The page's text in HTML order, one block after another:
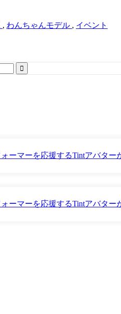
, わんちゃんモデル , イベント
ォーマーを応援するTintアバタ
ォーマーを応援するTintアバタ